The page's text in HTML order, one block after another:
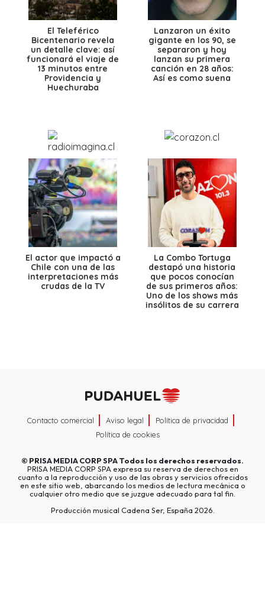
El Teleférico
Bicentenario revela
un detalle clave: así
funcionará el viaje de
13 minutos entre
Providencia y
Huechuraba
Lanzaron un éxito
gigante en los 90, se
separaron y hoy
lanzan su primera
canción en 28 años:
Así es como suena
El actor que impactó a
Chile con una de las
interpretaciones más
crudas de la TV
La Combo Tortuga
destapó una historia
que pocos conocían
de sus primeros años:
Uno de los shows más
insólitos de su carrera
Contacto comercial Aviso legal
Política de privacidad
Política de cookies
© PRISA MEDIA CORP SPATodos los derechos reservados.
PRISA MEDIA CORP SPA expresa su reserva de derechos en
cuanto a la reproducción y uso de las obras y servicios ofrecidos
en este sitio web, abarcando los medios de lectura mecánica o
cualquier otro medio que se juzgue adecuado para tal fin.
Producción musical Cadena Ser, España 2026.